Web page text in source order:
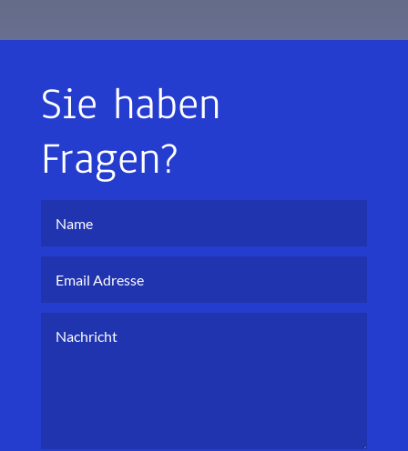
Sie haben
Fragen?
Adresse